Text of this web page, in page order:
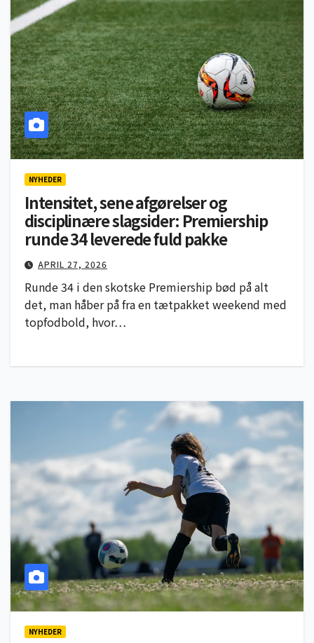
NYHEDER
Intensitet, sene afgørelser og
disciplinære slagsider: Premiership
runde 34 leverede fuld pakke
APRIL 27, 2026
Runde 34 i den skotske Premiership bød på alt
det, man håber på fra en tætpakket weekend med
topfodbold, hvor…
NYHEDER